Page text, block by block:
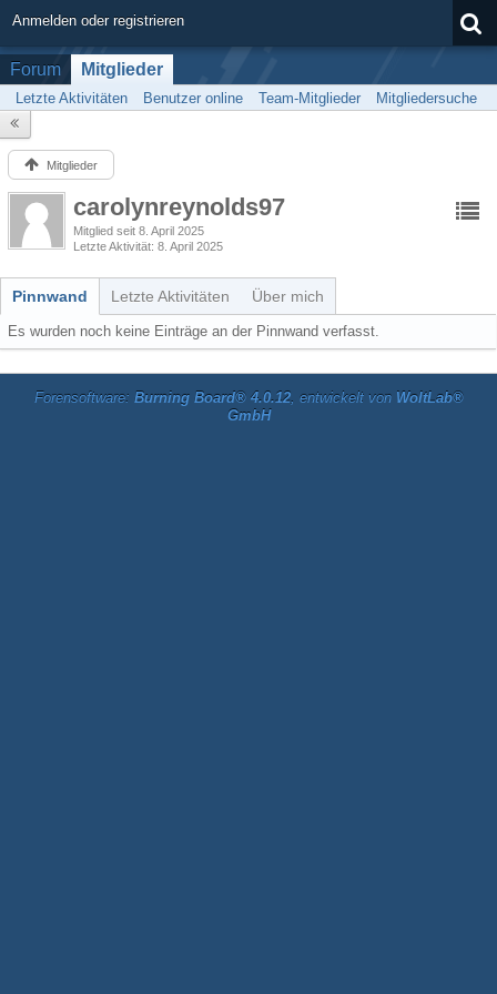
Anmelden oder registrieren
Forum Mitglieder
Letzte Aktivitäten Benutzer online Team-Mitglieder Mitgliedersuche
Mitglieder
carolynreynolds97
Mitglied seit 8. April 2025
Letzte Aktivität 8. April 2025
Pinnwand Letzte Aktivitäten Über mich
Es wurden noch keine Einträge an der Pinnwand verfasst.
Forensoftware: Burning Board® 4.0.12, entwickelt von WoltLab®
GmbH